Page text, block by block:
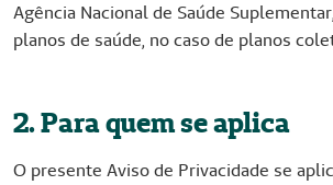
Agência Nacional de Saúde
planos de saúde, no caso de planos
2. Para quem se aplica
O presente Aviso de Privacidade se